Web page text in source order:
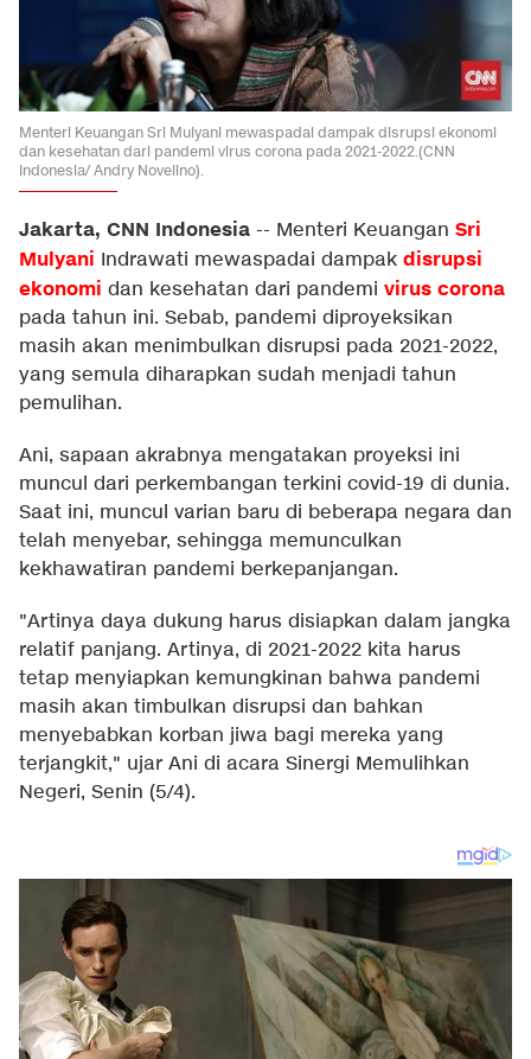
Menteri Keuangan Sri Mulyani mewaspadai dampak disrupsi ekonomi
dan kesehatan dari pandemi virus corona pada 2021-2022.(CNN
Indonesia/ Andry Novelino).
Jakarta, CNN Indonesia -- Menteri Keuangan Sri
Mulyani Indrawati mewaspadai dampak disrupsi
ekonomi dan kesehatan dari pandemi virus corona
pada tahun ini. Sebab, pandemi diproyeksikan
masih akan menimbulkan disrupsi pada 2021-2022,
yang semula diharapkan sudah menjadi tahun
pemulihan.
Ani, sapaan akrabnya mengatakan proyeksi ini
muncul dari perkembangan terkini covid-19 di dunia.
Saat ini, muncul varian baru di beberapa negara dan
telah menyebar, sehingga memunculkan
kekhawatiran pandemi berkepanjangan.
"Artinya daya dukung harus disiapkan dalam jangka
relatif panjang. Artinya, di 2021-2022 kita harus
tetap menyiapkan kemungkinan bahwa pandemi
masih akan timbulkan disrupsi dan bahkan
menyebabkan korban jiwa bagi mereka yang
terjangkit," ujar Ani di acara Sinergi Memulihkan
Negeri, Senin (5/4).